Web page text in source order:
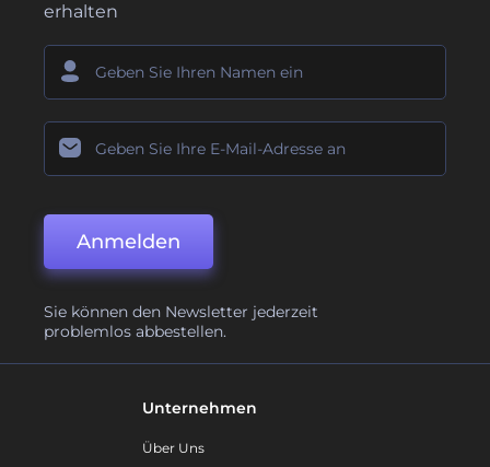
erhalten
Anmelden
Sie können den Newsletter jederzeit
problemlos abbestellen.
Unternehmen
Über Uns